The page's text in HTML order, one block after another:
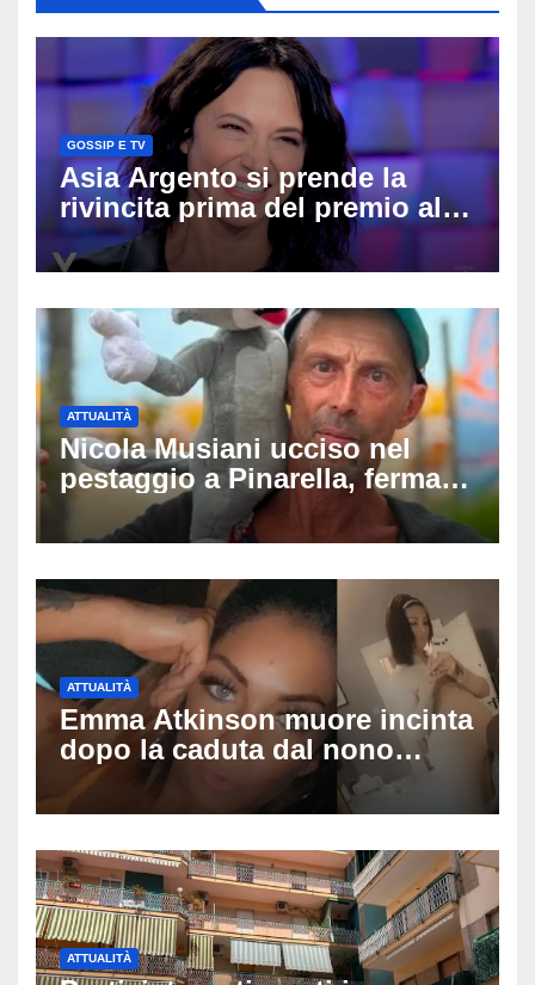
GOSSIP E TV
Asia Argento si prende la
rivincita prima del premio alla
carriera: «Mi chiamano
raccomandata e cagna»
ATTUALITÀ
Nicola Musiani ucciso nel
pestaggio a Pinarella, fermati
quattro giovani: la svolta
dopo video, intercettazioni e
ATTUALITÀ
Emma Atkinson muore incinta
dopo la caduta dal nono
piano: la figlia nasce 30
minuti dopo e sta bene
ATTUALITÀ